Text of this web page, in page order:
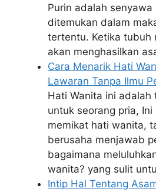
Purin adalah senyawa
ditemukan dalam
tertentu. Ketika tubuh
akan menghasilkan
Cara Menarik Hati
Lawaran Tanpa Ilmu
Hati Wanita ini
untuk seorang pria,
memikat hati wanita,
berusaha menjawab
bagaimana
wanita? yang sulit
Intip Hal Tentang